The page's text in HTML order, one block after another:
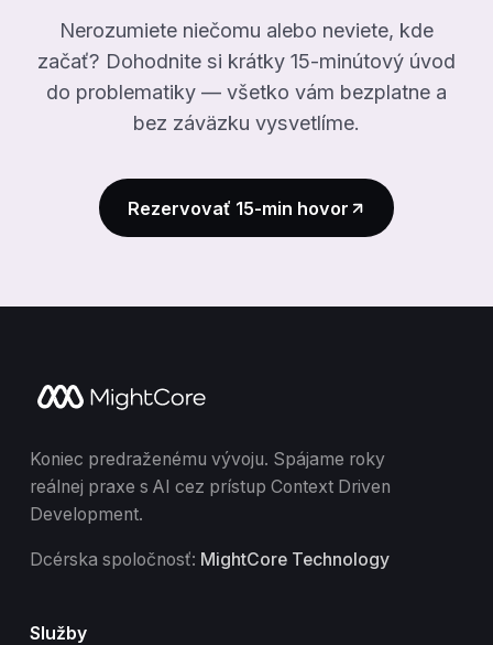
Nerozumiete niečomu alebo neviete, kde
začať? Dohodnite si krátky 15-minútový úvod
do problematiky — všetko vám bezplatne a
bez záväzku vysvetlíme.
Rezervovať 15-min hovor
Koniec predraženému vývoju. Spájame roky
reálnej praxe s AI cez prístup Context Driven
Development.
Dcérska spoločnosť: MightCore Technology
Služby